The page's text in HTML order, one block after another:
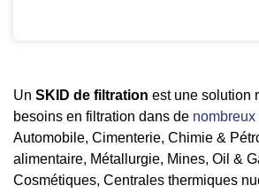
Un SKID de filtration est une solution
besoins en filtration dans de nombreux
Automobile, Cimenterie, Chimie &
alimentaire, Métallurgie, Mines, Oil &
Cosmétiques, Centrales thermiques